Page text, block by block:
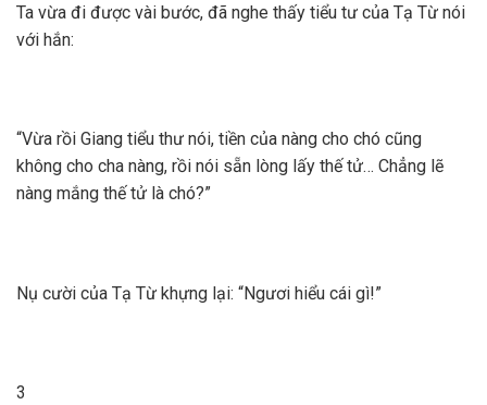
Ta vừa đi được vài bước, đã nghe thấy tiểu tư của Tạ Từ nói
với hắn:
“Vừa rồi Giang tiểu thư nói, tiền của nàng cho chó cũng
không cho cha nàng, rồi nói sẵn lòng lấy thế tử… Chẳng lẽ
nàng mắng thế tử là chó?”
Nụ cười của Tạ Từ khựng lại: “Ngươi hiểu cái gì!”
3